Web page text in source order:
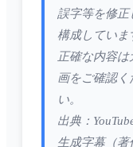
誤字等を修正
構成していま
正確な内容は
画をご確認く
い。
出典：
生成字幕（著